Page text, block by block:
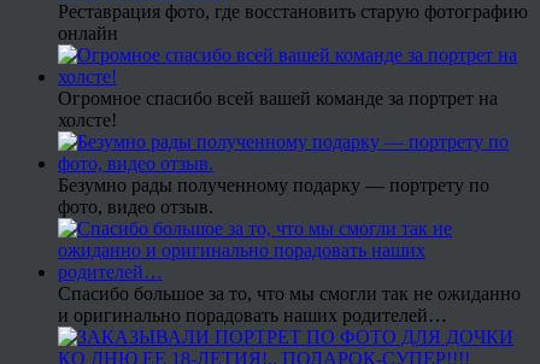
Реставрация фото, где восстановить старую фотографию
онлайн
Огромное спасибо всей вашей команде за портрет на
холсте!
Безумно рады полученному подарку — портрету по
фото, видео отзыв.
Спасибо большое за то, что мы смогли так не ожиданно
и оригинально порадовать наших родителей…